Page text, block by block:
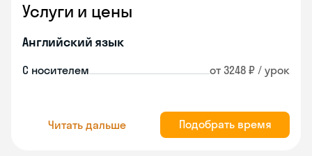
Услуги и цены
Английский язык
С носителем от 3248 ₽ / урок
Читать дальше Подобрать время